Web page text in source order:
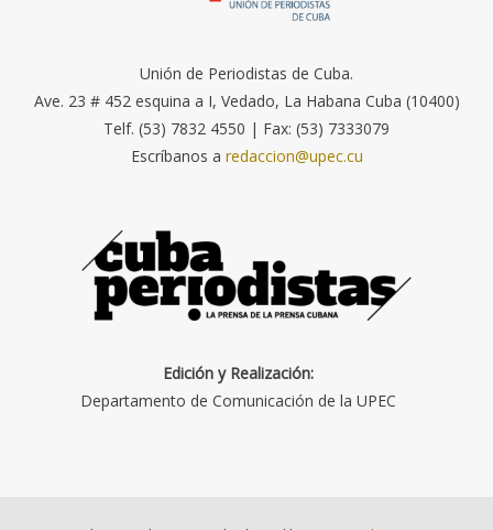
Unión de Periodistas de Cuba.
Ave. 23 # 452 esquina a I, Vedado, La Habana Cuba (10400)
Telf. (53) 7832 4550 | Fax: (53) 7333079
Escríbanos a redaccion@upec.cu
Edición y Realización:
Departamento de Comunicación de la UPEC